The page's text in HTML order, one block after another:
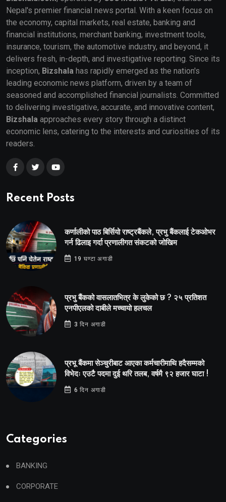
Nepal's premier financial news portal. With a keen focus on
the economy, capital markets, real estate, banking and
financial institutions, merchant banking, investment tools,
insurance, tourism, the automotive industry, and beyond, it
delivers fresh, in-depth, and investigative reporting. Since its
inception, Bizshala has rapidly emerged as the nation's
leading economic news platform, driven by a team of
seasoned and accomplished financial journalists. Committed
to delivering investigative, accurate, and innovative content,
Bizshala approaches every story through a distinct
economic lens, catering to the interests and curiosities of its
readers.
Recent Posts
कर्णालीको पाठ बिर्सियो राष्ट्रबैंकले, प्रभु बैंकलाई टेकओभर
गर्न ढिलाइ गर्दा प्रणालीगत संकटको जोखिम
19 घण्टा अगाडी
प्रभु बैंकको वासलातभित्र के लुकेको छ ? २५ प्रतिशत
एनपीएलको दाबीले मच्चायो हलचल
3 दिन अगाडी
प्रभू बैंकमा सेञ्चुरीबाट आएका कर्मचारीमाथि हदैसम्मको
विभेदः एउटै पदमा दुई थरि तलब, वर्षमै ९२ हजार घाटा !
6 दिन अगाडी
Categories
BANKING
CORPORATE